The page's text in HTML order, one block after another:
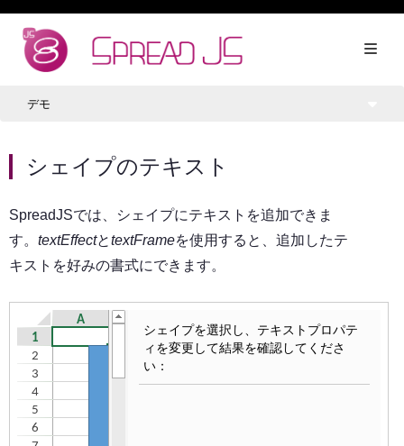
デモ
シェイプのテキスト
SpreadJSでは、シェイプにテキストを追加できま
す。 textEffectとtextFrameを使用すると、追加したテ
キストを好みの書式にできます。